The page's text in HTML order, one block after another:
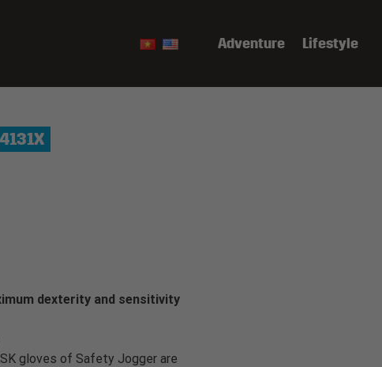
Adventure Lifestyle
4131X
dexterity and sensitivity
gloves of Safety Jogger are